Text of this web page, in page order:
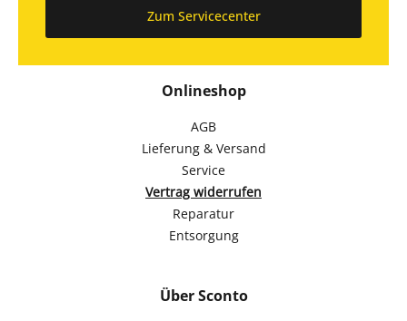
Onlineshop
AGB
Lieferung & Versand
Service
Vertrag widerrufen
Reparatur
Entsorgung
Über Sconto
Zum Servicecenter